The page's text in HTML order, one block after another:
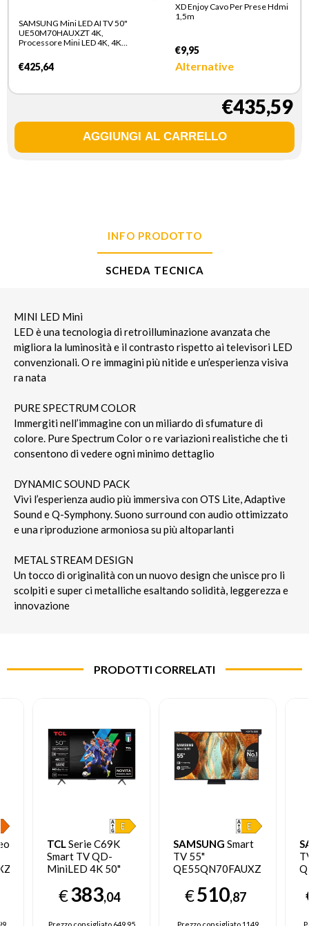
SAMSUNG Mini LED AI TV 50"
UE50M70HAUXZT 4K,
Processore Mini LED 4K, 4K
Lite, Metal Stream Design,
Vision AI Smart TV, 2026
€425,64
XD Enjoy Cavo Per Prese Hdmi
1,5m
€9,95
Alternative
€435,59
INFO PRODOTTO
SCHEDA TECNICA
MINI LED Mini
LED è una tecnologia di retroilluminazione avanzata che
migliora la luminosità e il contrasto rispetto ai televisori LED
convenzionali. O re immagini più nitide e un’esperienza visiva
ra nata
PURE SPECTRUM COLOR
Immergiti nell’immagine con un miliardo di sfumature di
colore. Pure Spectrum Color o re variazioni realistiche che ti
consentono di vedere ogni minimo dettaglio
DYNAMIC SOUND PACK
Vivi l’esperienza audio più immersiva con OTS Lite, Adaptive
Sound e Q-Symphony. Suono surround con audio ottimizzato
e una riproduzione armoniosa su più altoparlanti
METAL STREAM DESIGN
Un tocco di originalità con un nuovo design che unisce pro li
scolpiti e super ci metalliche esaltando solidità, leggerezza e
innovazione
PRODOTTI CORRELATI
TCLSerie C69K
Smart TV QD-
MiniLED 4K 50"
audio Onkyo 2.1,
Dolby Vision IQ &
Atmos, Google TV
€383,04
Prezzo consigliato649.95
SAMSUNG Smart
TV 55"
QE55QN70FAUXZT
LED 2025
€510,87
Prezzo consigliato1149